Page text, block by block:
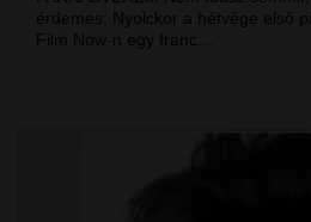
érdemes: Nyolckor a hétvége első
Film Now-n egy franc…